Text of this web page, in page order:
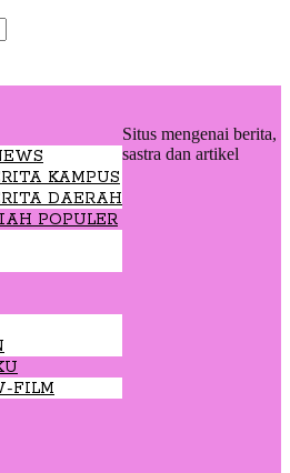
KAMPUS
DAERAH
POPULER
FILM
Situs mengenai berita,
sastra dan artikel